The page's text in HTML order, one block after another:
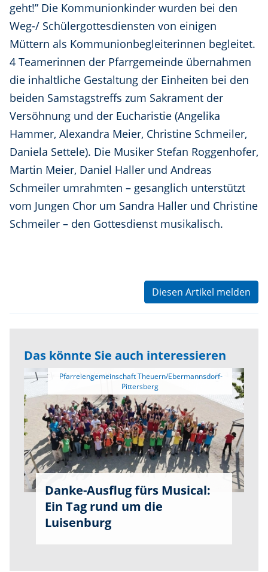
geht!” Die Kommunionkinder wurden bei den
Weg-/ Schülergottesdiensten von einigen
Müttern als Kommunionbegleiterinnen begleitet.
4 Teamerinnen der Pfarrgemeinde übernahmen
die inhaltliche Gestaltung der Einheiten bei den
beiden Samstagstreffs zum Sakrament der
Versöhnung und der Eucharistie (Angelika
Hammer, Alexandra Meier, Christine Schmeiler,
Daniela Settele). Die Musiker Stefan Roggenhofer,
Martin Meier, Daniel Haller und Andreas
Schmeiler umrahmten – gesanglich unterstützt
vom Jungen Chor um Sandra Haller und Christine
Schmeiler – den Gottesdienst musikalisch.
Diesen Artikel melden
Das könnte Sie auch interessieren
Danke-Ausflug fürs Musical:
Ein Tag rund um die
Luisenburg